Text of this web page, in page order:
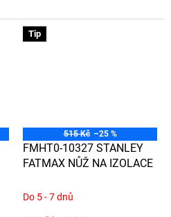
Tip
515 Kč –25 %
FMHT0-10327 STANLEY
FATMAX NŮŽ NA IZOLACE
Do 5 - 7 dnů